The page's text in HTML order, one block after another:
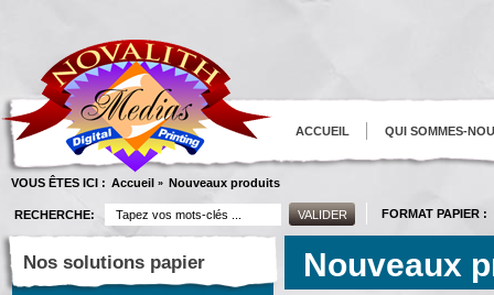
ACCUEIL QUI SOMMES-
VOUS ÊTES ICI : Accueil » Nouveaux produits
RECHERCHE: FORMAT PAPIER :
Nos solutions papier Nouveaux